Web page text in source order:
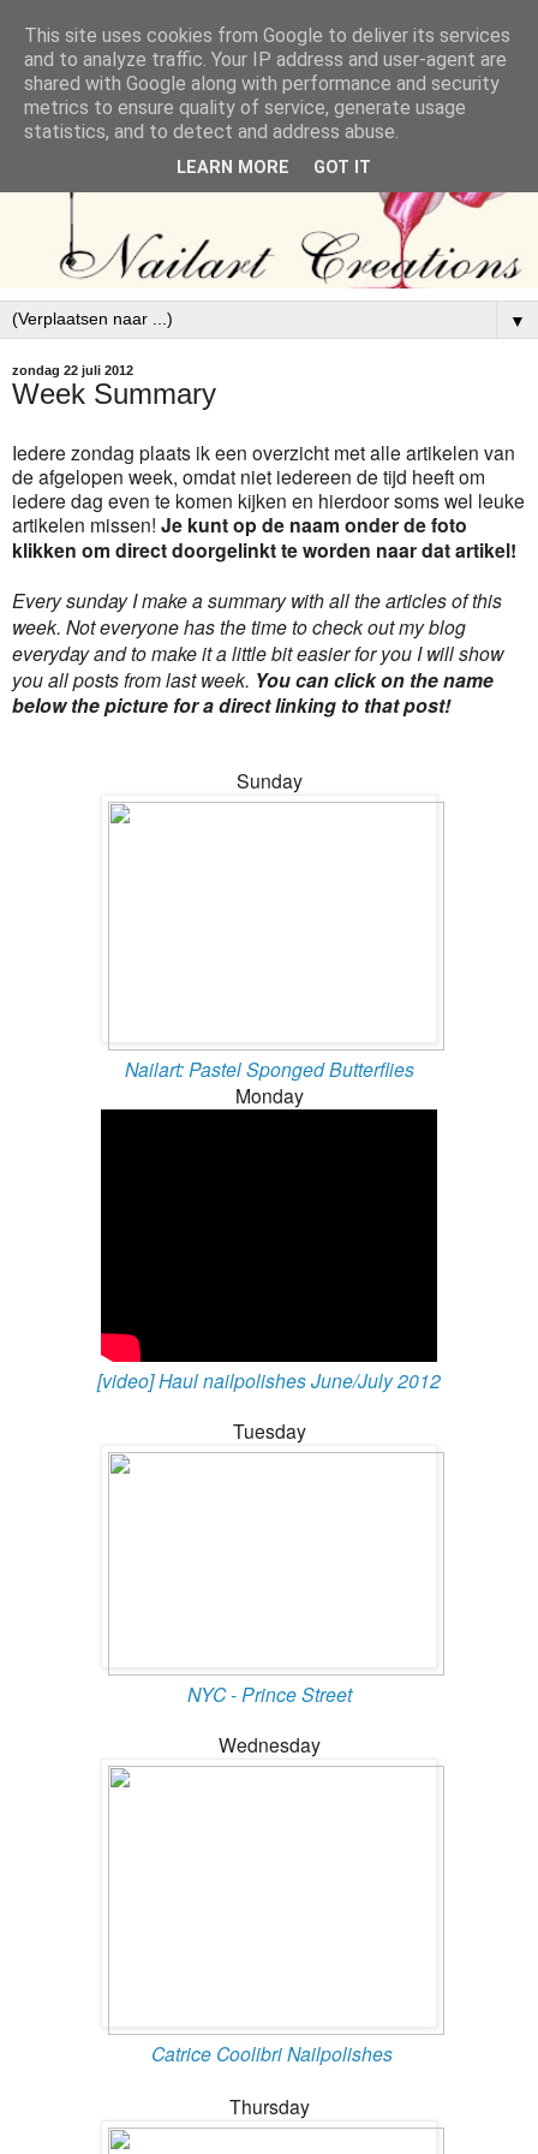
▼
zondag 22 juli 2012
Week Summary
Iedere zondag plaats ik een overzicht met alle artikelen van
de afgelopen week, omdat niet iedereen de tijd heeft om
iedere dag even te komen kijken en hierdoor soms wel leuke
artikelen missen! Je kunt op de naam onder de foto
klikken om direct doorgelinkt te worden naar dat artikel!
Every sunday I make a summary with all the articles of this
week. Not everyone has the time to check out my blog
everyday and to make it a little bit easier for you I will show
you all posts from last week. You can click on the name
below the picture for a direct linking to that post!
Sunday
Nailart: Pastel Sponged Butterflies
Monday
[video] Haul nailpolishes June/July 2012
Tuesday
NYC - Prince Street
Wednesday
Catrice Coolibri Nailpolishes
Thursday
This site uses cookies from Google to deliver its services
and to analyze traffic. Your IP address and user-agent are
shared with Google along with performance and security
metrics to ensure quality of service, generate usage
statistics, and to detect and address abuse.
LEARN MORE GOT IT